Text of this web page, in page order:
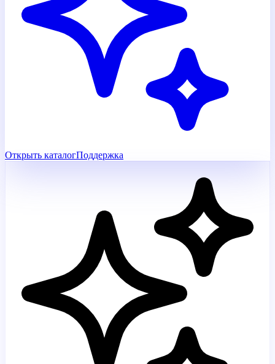
Открыть каталогПоддержка